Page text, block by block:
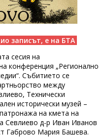
записът, е на БТА
сесия на
конференция „Регионално
Събитието се
между
Технически
исторически музей –
на кмета на
Севлиево д-р Иван Иванов
Габрово Мария Башева.